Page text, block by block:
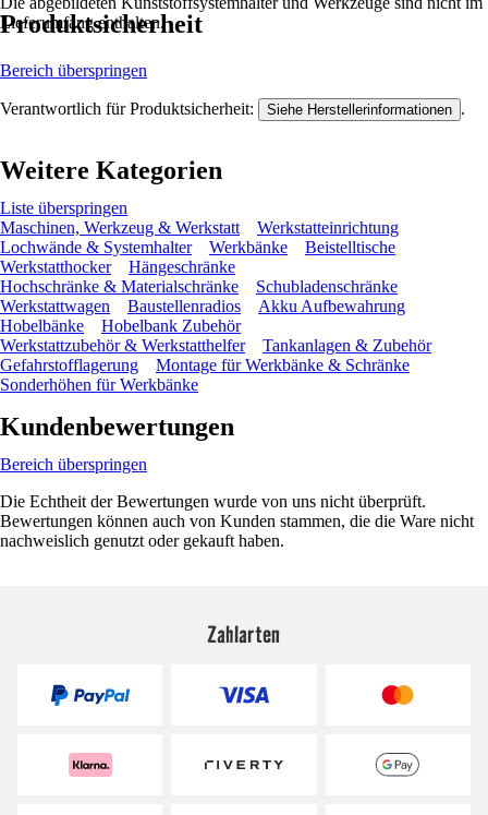
Lieferumfang enthalten.
Produktsicherheit
Bereich überspringen
Verantwortlich für Produktsicherheit: Siehe Herstellerinformationen .
Weitere Kategorien
Liste überspringen
Maschinen, Werkzeug & Werkstatt
Werkstatteinrichtung
Lochwände & Systemhalter
Werkbänke
Beistelltische
Werkstatthocker
Hängeschränke
Hochschränke & Materialschränke
Schubladenschränke
Werkstattwagen
Baustellenradios
Akku Aufbewahrung
Hobelbänke
Hobelbank Zubehör
Werkstattzubehör & Werkstatthelfer
Tankanlagen & Zubehör
Gefahrstofflagerung
Montage für Werkbänke & Schränke
Sonderhöhen für Werkbänke
Kundenbewertungen
Bereich überspringen
Die Echtheit der Bewertungen wurde von uns nicht überprüft.
Bewertungen können auch von Kunden stammen, die die Ware nicht
nachweislich genutzt oder gekauft haben.
Zahlarten